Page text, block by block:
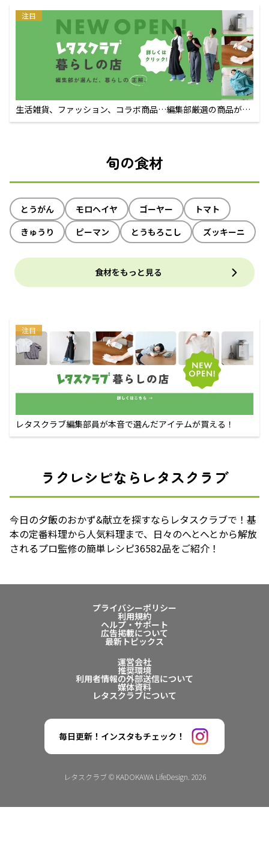
注目
生活雑貨、ファッション、コラボ商品…編集部厳選の商品が買
えるECサイト
旬の食材
とうがん モロヘイヤ ゴーヤー
トマト
きゅうり
ピーマン とうもろこし ズッキーニ
食材をもっと見る
注目
レタスクラブ編集部員が本音で選んだアイテムが買える！
ラクレシピならレタスクラブ
今日の夕飯のおかず&献立を探すならレタスクラブで！基
本の定番料理から人気料理まで、日々のへとへとから解放
されるプロ監修の簡単レシピ36582品をご紹介！
プライバシーポリシー
利用規約
ヘルプ・サポート
広告掲載について
最新トピックス
運営会社
推奨環境
利用者情報の外部送信について
媒体資料
レタスクラブについて
毎日更新！インスタもチェック！
レタスクラブ © KADOKAWA LifeDesign. 2026